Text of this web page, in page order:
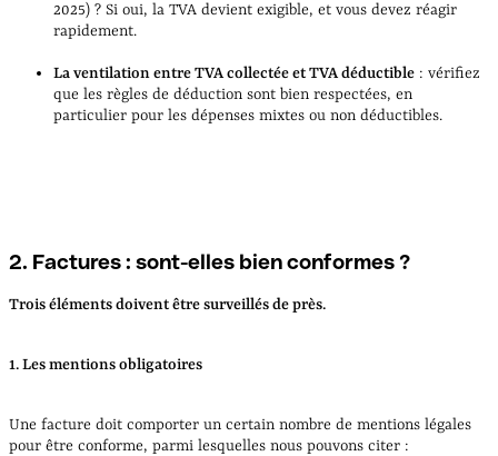
2025) ? Si oui, la TVA devient exigible, et vous devez réagir
rapidement.
La ventilation entre TVA collectée et TVA déductible : vérifiez
que les règles de déduction sont bien respectées, en
particulier pour les dépenses mixtes ou non déductibles.
2. Factures : sont-elles bien conformes ?
Trois éléments doivent être surveillés de près.
1. Les mentions obligatoires
Une facture doit comporter un certain nombre de mentions légales
pour être conforme, parmi lesquelles nous pouvons citer :